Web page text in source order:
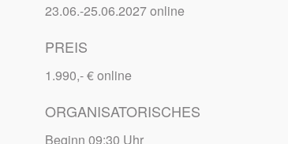
23.06.-25.06.2027 online
PREIS
1.990,- € online
ORGANISATORISCHES
Beginn 09:30 Uhr